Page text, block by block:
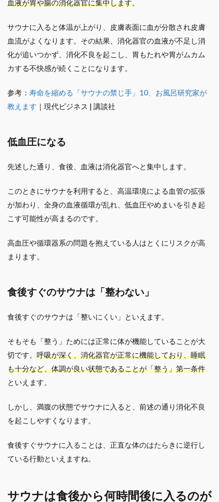
血液が胃や腸の消化器官に集中します。
サウナに入ると体温が上がり、皮膚表面に血が分散され皮膚
血流がよくなります。その結果、消化器官の血液が不足し消
化が追いつかず、消化不良を起こし、胃もたれや胃がムカム
カする不快感が続くことになります。
参考： 寿命を縮める「サウナの禁じ手」10、お風呂研究家が
教えます ｜現代ビジネス | 講談社
低血圧になる
先述した通り、食後、血液は消化器官へと集中します。
このときにサウナを利用すると、高温環境による血管の拡張
が加わり、全身の血液循環が乱れ、低血圧やめまいを引き起
こす可能性が高まるのです。
高血圧や循環器系の問題を抱えている人はとくにリスクが高
まります。
食後すぐのサウナは「整わない」
食後すぐのサウナは「整いにくい」といえます。
そもそも「整う」ためには正常に体が機能していることが大
切です。 呼吸が深く、消化器官が正常に機能しており、睡眠
も十分など、体調が良い状態であることが「整う」第一条件
といえます。
しかし、満腹の状態でサウナに入ると、前述の通り消化不良
を起こしやすくなります。
食後すぐサウナに入ることは、正直な体のはたらきに逆行し
ている行動といえますね。
サウナは食後から何時間後に入るのが